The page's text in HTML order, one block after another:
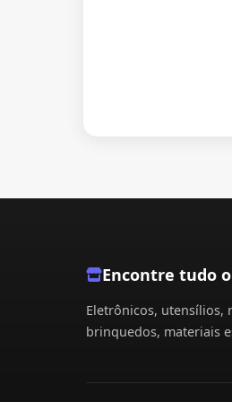
Encontre tudo
Eletrônicos, utensílios,
brinquedos, materiais